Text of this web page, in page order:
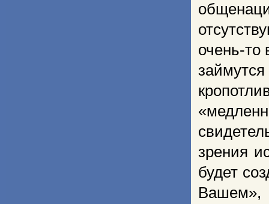
очень-то
зрения
будет
Вашем»,